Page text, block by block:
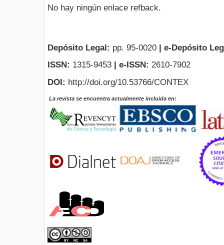
No hay ningún enlace refback.
Depósito Legal: pp. 95-0020
e-Depósito
ISSN: 1315-9453 | e-ISSN: 2610-7902
DOI: http://doi.org/10.53766/CONTEX
La revista se encuentra actualmente incluida en: